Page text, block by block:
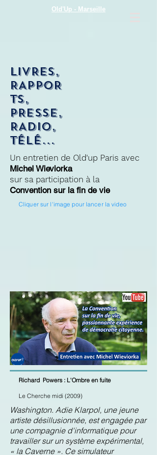
Old'Up - Marseille
LivRES,
RAPPOR
TS,
PRESSE,
RADIO,
TÉLÉ...
Un entretien de Old'up Paris avec
Michel Wieviorka
sur sa participation à la
Convention sur la fin de vie
Cliquer sur l'image pour lancer la video
Richard Powers : L'Ombre en fuite
Le Cherche midi (2009)
Washington. Adie Klarpol, une jeune
artiste désillusionnée, est engagée par
une compagnie d'informatique pour
travailler sur un système expérimental,
« la Caverne ». Ce simulateur